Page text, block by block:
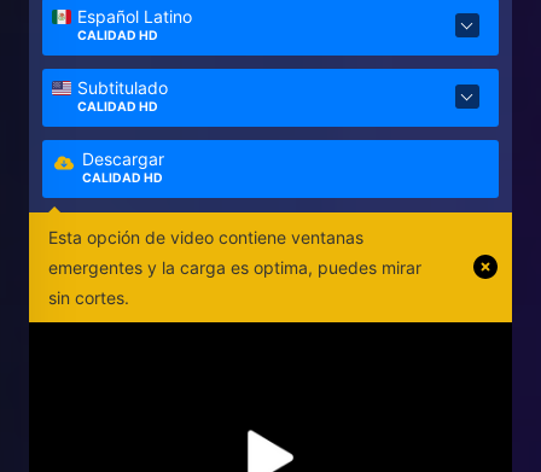
Español Latino
CALIDAD HD
Subtitulado
CALIDAD HD
Descargar
CALIDAD HD
Esta opción de video contiene ventanas
emergentes y la carga es optima, puedes mirar
sin cortes.